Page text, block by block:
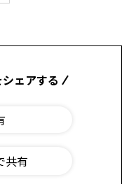
ェアする
共有